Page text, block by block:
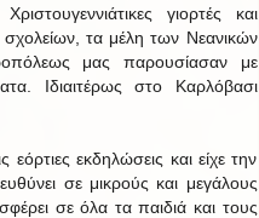
γιορτές και
τα μέλη των Νεανικών
μας παρουσίασαν με
Ιδιαιτέρως στο Καρλόβασι
εκδηλώσεις και είχε την
σε μικρούς και μεγάλους
σε όλα τα παιδιά και τους